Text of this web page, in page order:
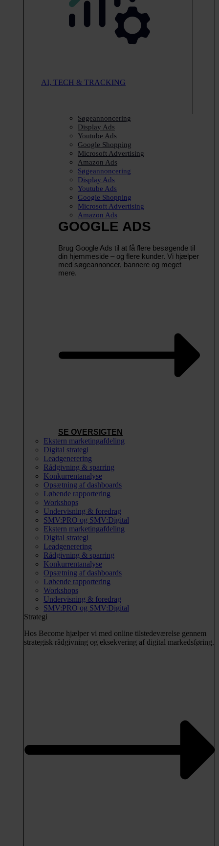
AI, TECH & TRACKING
Søgeannoncering
Display Ads
Youtube Ads
Google Shopping
Microsoft Advertising
Amazon Ads
Søgeannoncering
Display Ads
Youtube Ads
Google Shopping
Microsoft Advertising
Amazon Ads
GOOGLE ADS
Brug Google Ads til at få flere besøgende til
din hjemmeside – og flere kunder. Vi hjælper
med søgeannoncer, bannere og meget
mere.
SE OVERSIGTEN
Ekstern marketingafdeling
Digital strategi
Leadgenerering
Rådgivning & sparring
Konkurrentanalyse
Opsætning af dashboards
Løbende rapportering
Workshops
Undervisning & foredrag
SMV:PRO og SMV:Digital
Ekstern marketingafdeling
Digital strategi
Leadgenerering
Rådgivning & sparring
Konkurrentanalyse
Opsætning af dashboards
Løbende rapportering
Workshops
Undervisning & foredrag
SMV:PRO og SMV:Digital
Strategi
Hos Become hjælper vi med online tilstedeværelse gennem
strategisk rådgivning og eksekvering af digital markedsføring.